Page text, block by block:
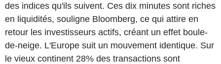
des indices qu'ils suivent. Ces dix minutes sont riches
en liquidités, souligne Bloomberg, ce qui attire en
retour les investisseurs actifs, créant un effet boule-
de-neige. L'Europe suit un mouvement identique. Sur
le vieux continent 28% des transactions sont